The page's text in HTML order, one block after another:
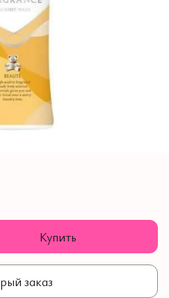
Купить
заказ